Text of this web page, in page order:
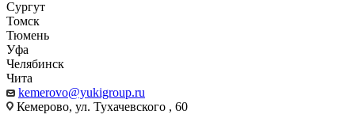
Сургут
Томск
Тюмень
Уфа
Челябинск
Чита
kemerovo@yukigroup.ru
Кемерово, ул. Тухачевского , 60